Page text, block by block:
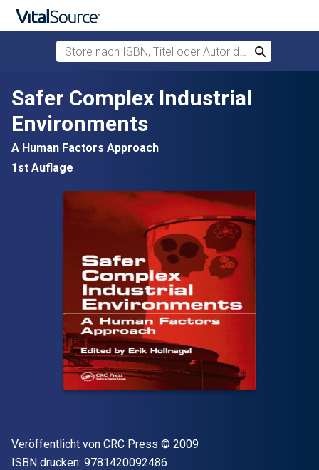
Zum Hauptinhalt springen
Store nach ISBN, Titel oder Autor durchsuchen
Suchen
Safer Complex Industrial
Environments
A Human Factors Approach
1st Auflage
Verleger
Veröffentlicht von CRC Press Copyright
© 2009
ISBN drucken: 9781420092486